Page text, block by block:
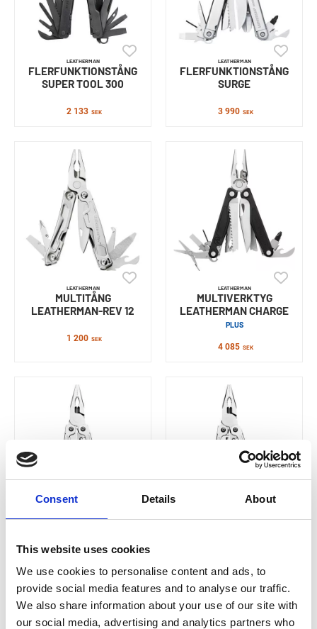
Consent Details About
This website uses cookies
We use cookies to personalise content and ads, to
provide social media features and to analyse our traffic.
We also share information about your use of our site with
our social media, advertising and analytics partners who
LEATHERMAN
FLERFUNKTIONSTÅNG
SUPER TOOL 300
2 133 SEK
LEATHERMAN
FLERFUNKTIONSTÅNG
SURGE
3 990 SEK
LEATHERMAN
MULTITÅNG
LEATHERMAN-REV 12
1 200 SEK
LEATHERMAN
MULTIVERKTYG
LEATHERMAN CHARGE
PLUS
4 085 SEK
LEATHERMAN WINGMAN
FODRAL
1 695
2 350SEK